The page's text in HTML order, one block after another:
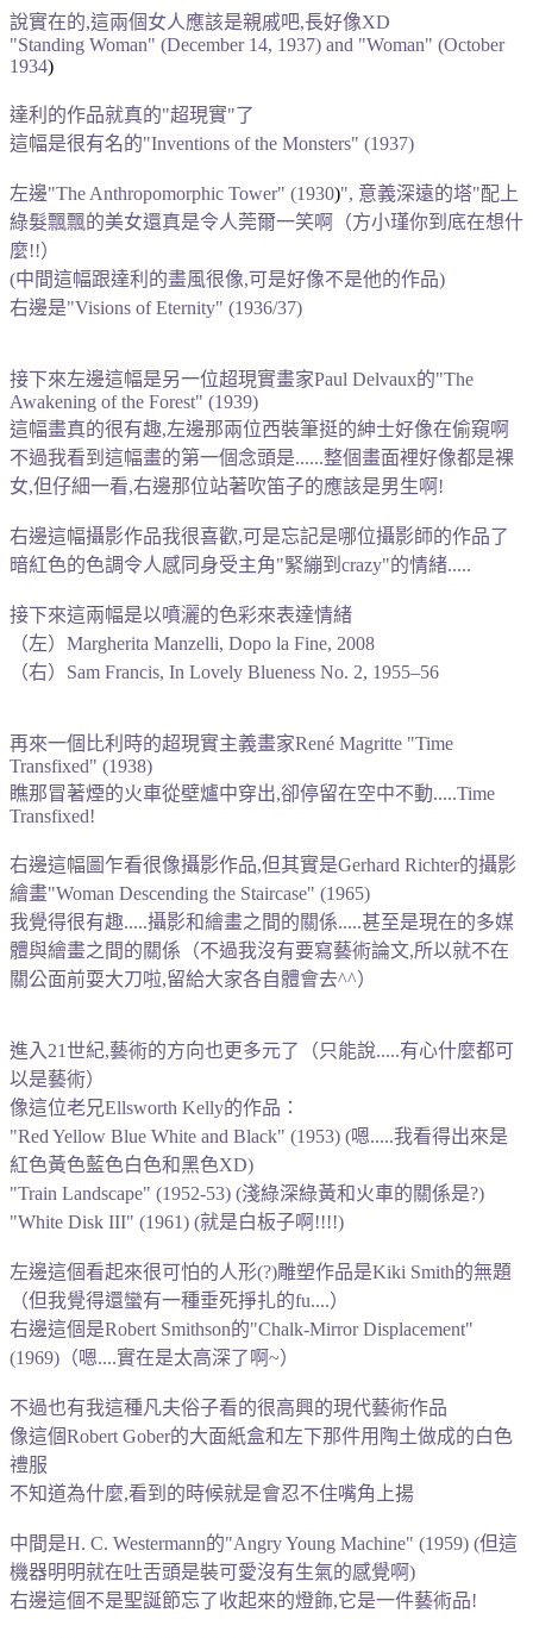
說實在的,這兩個女人應該是親戚吧,長好像XD
"Standing Woman" (December 14, 1937) and "Woman" (October
1934)
達利的作品就真的"超現實"了
這幅是很有名的"Inventions of the Monsters" (1937)
左邊"The Anthropomorphic Tower" (1930)", 意義深遠的塔"配上
綠髮飄飄的美女還真是令人莞爾一笑啊（方小瑾你到底在想什
麼!!）
(中間這幅跟達利的畫風很像,可是好像不是他的作品)
右邊是"Visions of Eternity" (1936/37)
接下來左邊這幅是另一位超現實畫家Paul Delvaux的"The
Awakening of the Forest" (1939)
這幅畫真的很有趣,左邊那兩位西裝筆挺的紳士好像在偷窺啊
不過我看到這幅畫的第一個念頭是......整個畫面裡好像都是裸
女,但仔細一看,右邊那位站著吹笛子的應該是男生啊!
右邊這幅攝影作品我很喜歡,可是忘記是哪位攝影師的作品了
暗紅色的色調令人感同身受主角"緊繃到crazy"的情緒.....
接下來這兩幅是以噴灑的色彩來表達情緒
（左）Margherita Manzelli, Dopo la Fine, 2008
（右）Sam Francis, In Lovely Blueness No. 2, 1955–56
再來一個比利時的超現實主義畫家René Magritte "Time
Transfixed" (1938)
瞧那冒著煙的火車從壁爐中穿出,卻停留在空中不動.....Time
Transfixed!
右邊這幅圖乍看很像攝影作品,但其實是Gerhard Richter的攝影
繪畫"Woman Descending the Staircase" (1965)
我覺得很有趣.....攝影和繪畫之間的關係.....甚至是現在的多媒
體與繪畫之間的關係（不過我沒有要寫藝術論文,所以就不在
關公面前耍大刀啦,留給大家各自體會去^^）
進入21世紀,藝術的方向也更多元了（只能說.....有心什麼都可
以是藝術）
像這位老兄Ellsworth Kelly的作品：
"Red Yellow Blue White and Black" (1953) (嗯.....我看得出來是
紅色黃色藍色白色和黑色XD)
"Train Landscape" (1952-53) (淺綠深綠黃和火車的關係是?)
"White Disk III" (1961) (就是白板子啊!!!!)
左邊這個看起來很可怕的人形(?)雕塑作品是Kiki Smith的無題
（但我覺得還蠻有一種垂死掙扎的fu....）
右邊這個是Robert Smithson的"Chalk-Mirror Displacement"
(1969)（嗯....實在是太高深了啊~）
不過也有我這種凡夫俗子看的很高興的現代藝術作品
像這個Robert Gober的大面紙盒和左下那件用陶土做成的白色
禮服
不知道為什麼,看到的時候就是會忍不住嘴角上揚
中間是H. C. Westermann的"Angry Young Machine" (1959) (但這
機器明明就在吐舌頭是裝可愛沒有生氣的感覺啊)
右邊這個不是聖誕節忘了收起來的燈飾,它是一件藝術品!